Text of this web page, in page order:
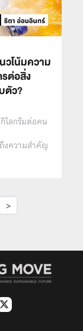
วโน้มความ
ต่อสิ่ง
ตัว?
โลกรัมต่อคน
งความสำคัญ
>